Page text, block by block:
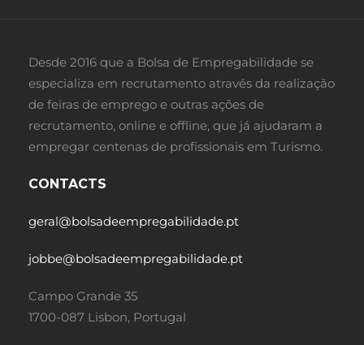
Fulltime
Desde 2016 que a Bolsa de Empregabilidade se
especializa em recrutamento através da realização
de feiras de emprego e outras ações de
recrutamento, online e offline, que já ajudaram a
empregar centenas de profissionais em Turismo.
CONTACTS
geral@bolsadeempregabilidade.pt
jobbe@bolsadeempregabilidade.pt
Campo Grande 35
1700-087 Lisbon, Portugal